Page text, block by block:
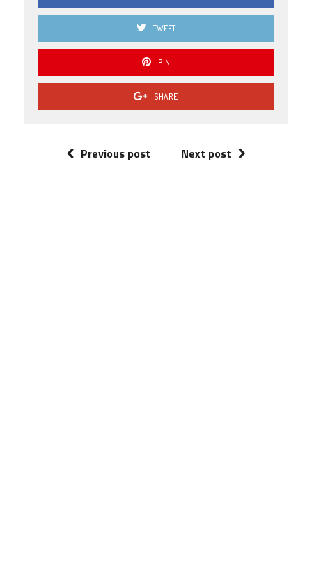
TWEET
PIN
SHARE
Previous post Next post